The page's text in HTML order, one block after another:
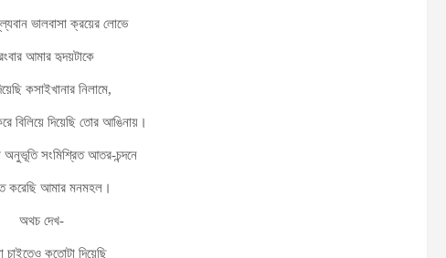
ভালবাসা ক্রয়ের লোভে
আমার হৃদয়টাকে
কসাইখানার নিলামে,
বিলিয়ে দিয়েছি তোর আঙিনায়।
অনুভূতি সংমিশ্রিত আতর-চন্দনে
করেছি আমার মনমহল।
অথচ দেখ-
চাইতেও কতোটা দিয়েছি